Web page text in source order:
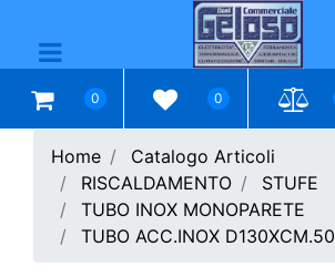
Open menu
0 0
Home
Catalogo Articoli
RISCALDAMENTO
STUFE
TUBO INOX MONOPARETE
TUBO ACC.INOX D130XCM.50